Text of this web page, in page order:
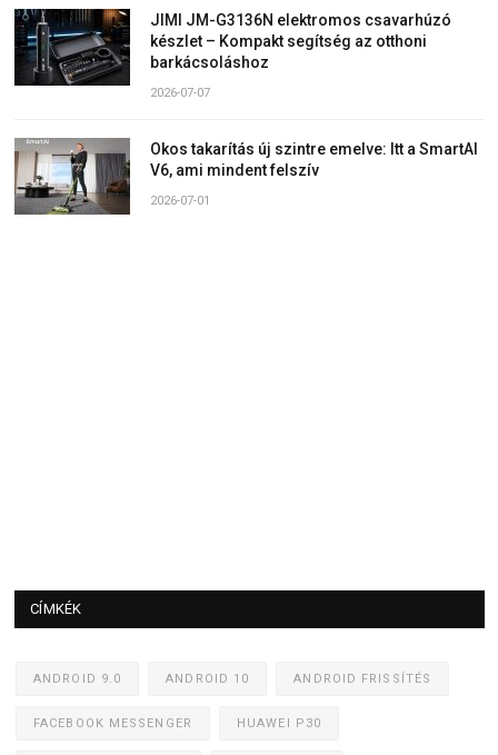
JIMI JM-G3136N elektromos csavarhúzó
készlet – Kompakt segítség az otthoni
barkácsoláshoz
2026-07-07
Okos takarítás új szintre emelve: Itt a SmartAI
V6, ami mindent felszív
2026-07-01
CÍMKÉK
ANDROID 9.0 ANDROID 10 ANDROID FRISSÍTÉS
FACEBOOK MESSENGER HUAWEI P30